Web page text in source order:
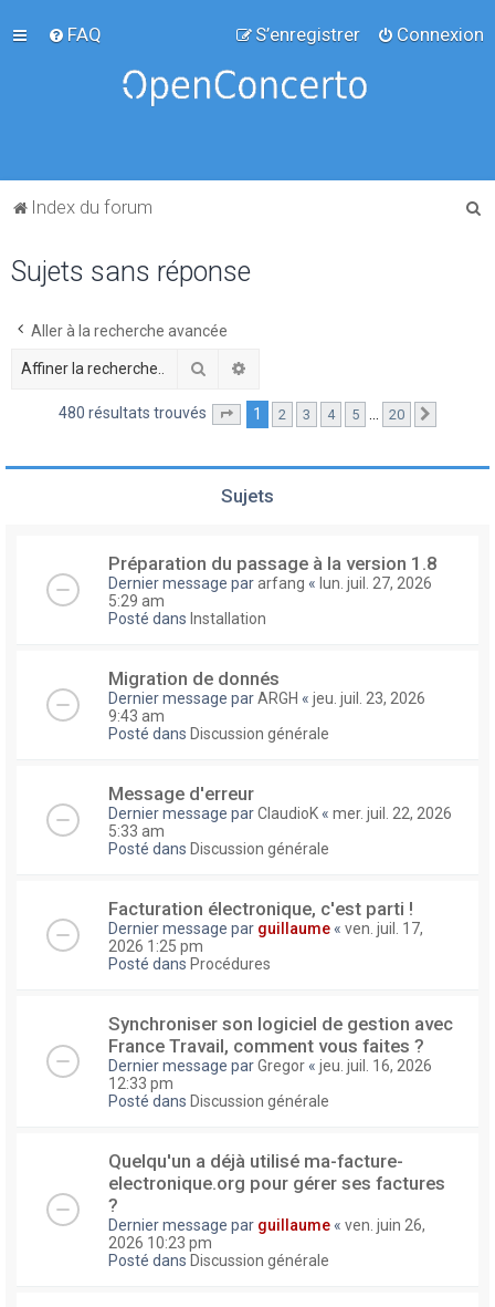
FAQ Connexion
S’enregistrer
Index du forum
Sujets sans réponse
Aller à la recherche avancée
Rechercher
480 résultats trouvés Page sur20
1 2 3 4 5 … 20
Sujets
Préparation du passage à la version 1.8
Dernier message pararfang « lun. juil. 27, 2026
5:29 am
Posté dans Installation
Migration de donnés
Dernier message parARGH « jeu. juil. 23, 2026
9:43 am
Posté dans Discussion générale
Message d'erreur
Dernier message parClaudioK « mer. juil. 22, 2026
5:33 am
Posté dans Discussion générale
Facturation électronique, c'est parti !
Dernier message par guillaume « ven. juil. 17,
2026 1:25 pm
Posté dans Procédures
Synchroniser son logiciel de gestion avec
France Travail, comment vous faites ?
Dernier message parGregor « jeu. juil. 16, 2026
12:33 pm
Posté dans Discussion générale
Quelqu'un a déjà utilisé ma-facture-
electronique.org pour gérer ses factures
?
Dernier message par guillaume « ven. juin 26,
2026 10:23 pm
Posté dans Discussion générale